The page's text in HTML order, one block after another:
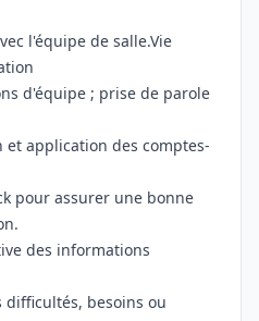
l'équipe de salle.Vie
d'équipe ; prise de parole
et application des comptes-
pour assurer une bonne
des informations
difficultés, besoins ou